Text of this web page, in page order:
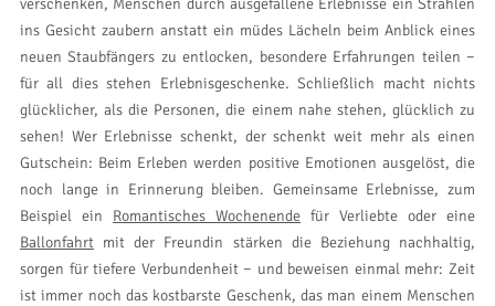
verschenken, Menschen durch ausgefallene Erlebnisse ein Strahlen
ins Gesicht zaubern anstatt ein müdes Lächeln beim Anblick eines
neuen Staubfängers zu entlocken, besondere Erfahrungen teilen −
für all dies stehen Erlebnisgeschenke. Schließlich macht nichts
glücklicher, als die Personen, die einem nahe stehen, glücklich zu
sehen! Wer Erlebnisse schenkt, der schenkt weit mehr als einen
Gutschein: Beim Erleben werden positive Emotionen ausgelöst, die
noch lange in Erinnerung bleiben. Gemeinsame Erlebnisse, zum
Beispiel ein Romantisches Wochenende für Verliebte oder eine
Ballonfahrt mit der Freundin stärken die Beziehung nachhaltig,
sorgen für tiefere Verbundenheit − und beweisen einmal mehr: Zeit
ist immer noch das kostbarste Geschenk, das man einem Menschen